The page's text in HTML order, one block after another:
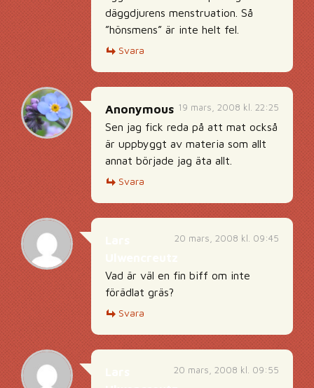
däggdjurens menstruation. Så
”hönsmens” är inte helt fel.
Svara
19 mars, 2008 kl. 22:25
Anonymous
Sen jag fick reda på att mat också
är uppbyggt av materia som allt
annat började jag äta allt.
Svara
20 mars, 2008 kl. 09:45
Vad är väl en fin biff om inte
förädlat gräs?
Svara
20 mars, 2008 kl. 09:55